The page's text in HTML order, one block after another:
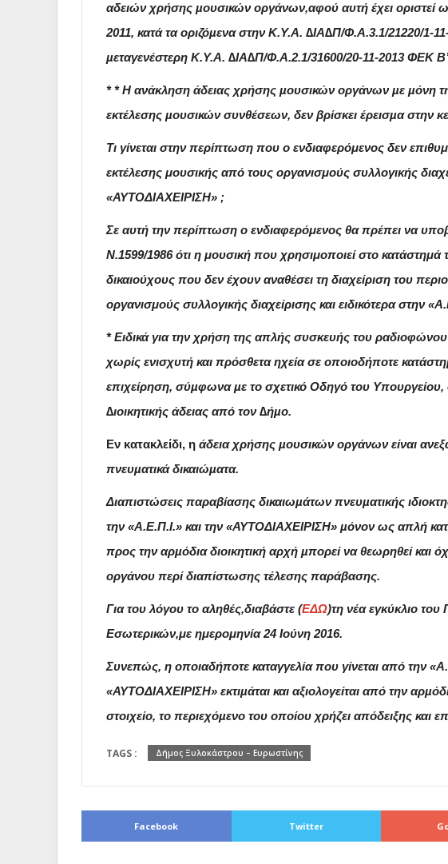
αδειών χρήσης µουσικών οργάνων,αφού αυτή έχει οριστεί
2011, κατά τα οριζόµενα στην Κ.Υ.Α. ∆ΙΑ∆Π/Φ.Α.3.1/21220/1-
µεταγενέστερη Κ.Υ.Α. ∆ΙΑ∆Π/Φ.Α.2.1/31600/20-11-2013 ΦΕΚ
* * Η ανάκληση άδειας χρήσης µουσικών οργάνων µε µόνη
εκτέλεσης µουσικών συνθέσεων, δεν βρίσκει έρεισµα στην
Τι γίνεται στην περίπτωση που ο ενδιαφερόμενος δεν
εκτέλεσης μουσικής από τους οργανισμούς συλλογικής
«ΑΥΤΟΔΙΑΧΕΙΡΙΣΗ» ;
Σε αυτή την περίπτωση ο ενδιαφερόμενος θα πρέπει να
Ν.1599/1986 ότι η μουσική που χρησιμοποιεί στο
δικαιούχους που δεν έχουν αναθέσει τη διαχείριση του
οργανισμούς συλλογικής διαχείρισης και ειδικότερα στην
* Ειδικά για την χρήση της απλής συσκευής του
χωρίς ενισχυτή και πρόσθετα ηχεία σε οποιοδήποτε
επιχείρηση, σύµφωνα µε το σχετικό Οδηγό του Υπουργείου,
∆ιοικητικής άδειας από τον ∆ήµο.
Εν κατακλείδι, η άδεια χρήσης µουσικών οργάνων είναι
πνευµατικά δικαιώµατα.
Διαπιστώσεις παραβίασης δικαιωµάτων πνευµατικής
την«Α.Ε.Π.Ι.» και την «ΑΥΤΟΔΙΑΧΕΙΡΙΣΗ» µόνον ως απλή
προς την αρµόδια διοικητική αρχή µπορεί να θεωρηθεί και
οργάνου περί διαπίστωσης τέλεσης παράβασης.
Για του λόγου το αληθές,διαβάστε (ΕΔΩ)τη νέα εγκύκλιο
Εσωτερικών,με ημερομηνία 24 Ιούνη 2016.
Συνεπώς, η οποιαδήποτε καταγγελία που γίνεται από την
«ΑΥΤΟΔΙΑΧΕΙΡΙΣΗ» εκτιµάται και αξιολογείται από την
στοιχείο, το περιεχόµενο του οποίου χρήζει απόδειξης και
TAGS : Δήμος Ξυλοκάστρου – Ευρωστίνης
Facebook Twitter